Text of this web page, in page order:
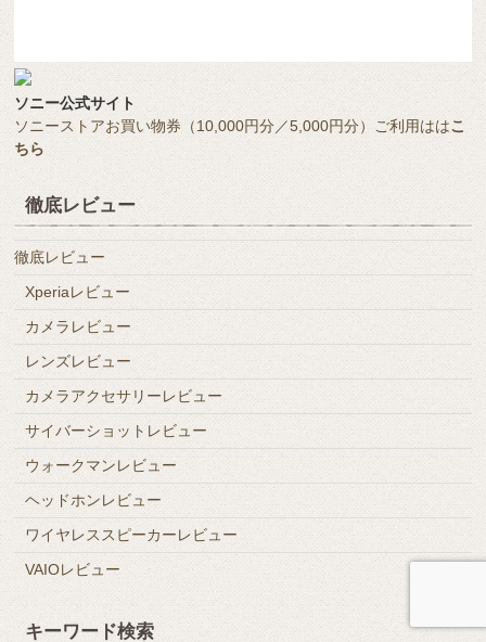
ソニー公式サイト
ソニーストアお買い物券（10,000円分／5,000円分）ご利用ははこ
ちら
徹底レビュー
徹底レビュー
Xperiaレビュー
カメラレビュー
レンズレビュー
カメラアクセサリーレビュー
サイバーショットレビュー
ウォークマンレビュー
ヘッドホンレビュー
ワイヤレススピーカーレビュー
VAIOレビュー
キーワード検索